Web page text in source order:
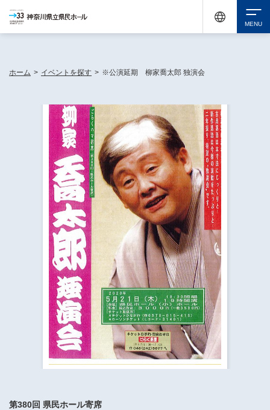
イベントを探す
・ イベント一覧
・ イベントカレンダー
休館中の県民ホールについて
・ 施設概要
・ パイプオルガン
・ 神奈川県民ホールの取り組み
神奈川県立県民ホールSNS
​​​​​​​​​​​​​神奈川県立県民ホール
ギャラリーSNS
チケット購入
ホーム > イベントを探す > ※公演延期 柳家喬太郎 独演会
第380回 県民ホール寄席